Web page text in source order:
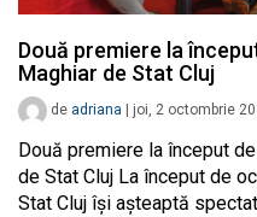
Două premiere la
Maghiar de Stat Cluj
de adriana joi, 2 octombrie
Două premiere la început
de Stat Cluj La început de
Stat Cluj îşi aşteaptă